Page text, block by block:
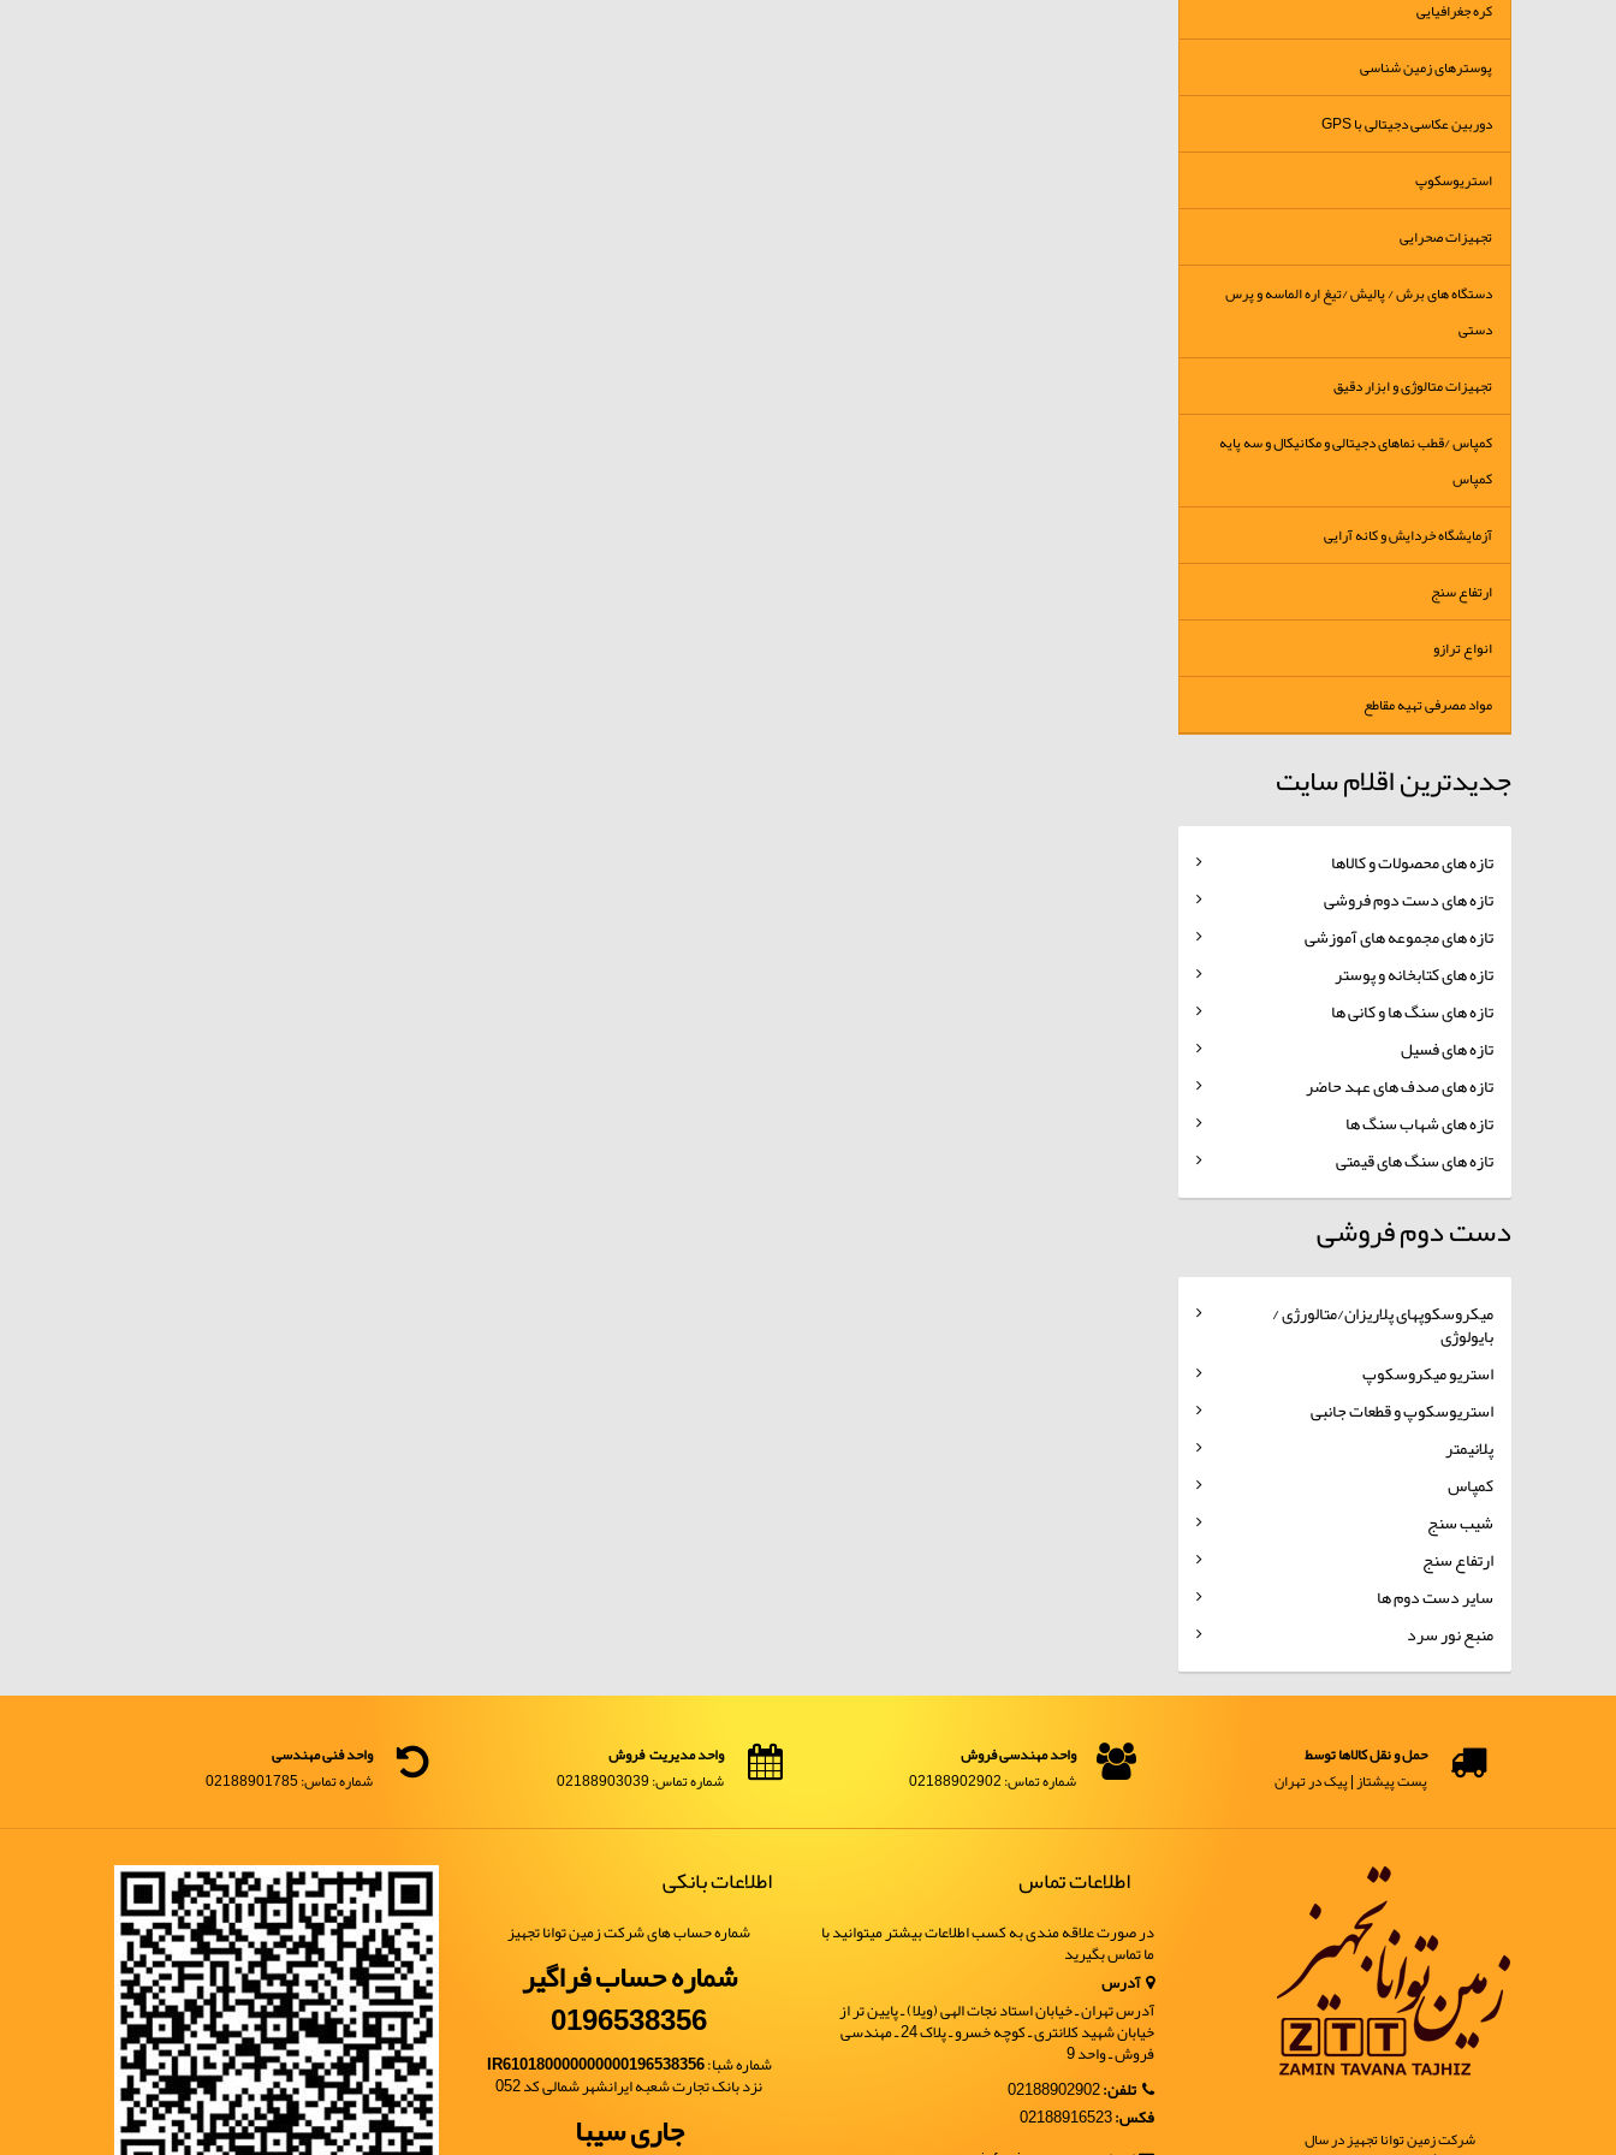
کره جغرافیایی
پوسترهای زمین شناسی
دوربین عکاسی دجیتالی با GPS
استریوسکوپ
تجهیزات صحرایی
دستگاه های برش / پالیش /تیغ اره الماسه و پرس
دستی
تجهیزات متالوژی و ابزار دقیق
کمپاس /قطب نماهای دجیتالی و مکانیکال و سه پایه
کمپاس
آزمایشگاه خردایش و کانه آرایی
ارتفاع سنج
انواع ترازو
مواد مصرفی تهیه مقاطع
جدیدترین اقلام سایت
تازه های محصولات و کالاها
تازه های دست دوم فروشی
تازه های مجموعه های آموزشی
تازه های کتابخانه و پوستر
تازه های سنگ ها و کانی ها
تازه های فسیل
تازه های صدف های عهد حاضر
تازه های شهاب سنگ ها
تازه های سنگ های قیمتی
دست دوم فروشی
میکروسکوپهای پلاریزان/متالورژی /
بایولوژی
استریو میکروسکوپ
استریوسکوپ و قطعات جانبی
پلانیمتر
کمپاس
شیب سنج
ارتفاع سنج
سایر دست دوم ها
منبع نور سرد
حمل و نقل کالاها توسط
پست پیشتاز | پیک در تهران
واحد مهندسی فروش
شماره تماس: 02188902902
واحد مدیریت فروش
شماره تماس: 02188903039
واحد فنی مهندسی
شماره تماس: 02188901785
شرکت زمین توانا تجهیز در سال
اطلاعات تماس
در صورت علاقه مندی به کسب اطلاعات بیشتر میتوانید با
ما تماس بگیرید
آدرس
آدرس تهران ـ خیابان استاد نجات الهی (ویلا) ـ پایین تر از
خیابان شهید کلانتری ـ کوچه خسرو ـ پلاک 24 ـ مهندسی
فروش ـ واحد 9
تلفن:02188902902
فکس:02188916523
اطلاعات بانکی
شماره حساب های شرکت زمین توانا تجهیز
شماره حساب فراگیر
0196538356
شماره شبا:IR610180000000000196538356
نزد بانک تجارت شعبه ایرانشهر شمالی کد 052
جاری سیبا